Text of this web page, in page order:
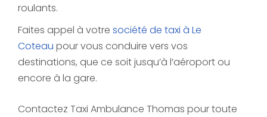
roulants.
Faites appel à votre société de taxi à Le
Coteau pour vous conduire vers vos
destinations, que ce soit jusqu’à l’aéroport ou
encore à la gare.
Contactez Taxi Ambulance Thomas pour toute